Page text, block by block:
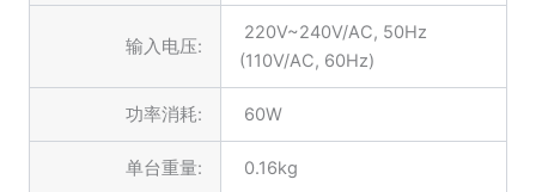
输入电压:
220V~240V/AC, 50Hz
(110V/AC, 60Hz)
功率消耗: 60W
单台重量: 0.16kg